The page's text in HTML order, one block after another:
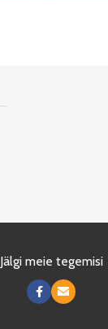
Jälgi meie tegemisi